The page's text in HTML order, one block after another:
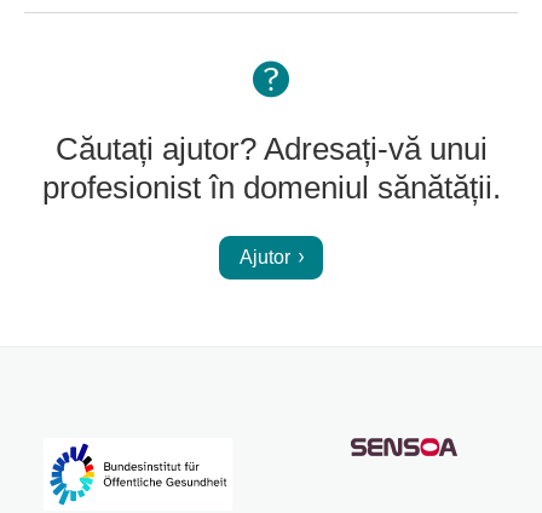
Căutați ajutor? Adresați-vă unui
profesionist în domeniul sănătății.
Ajutor